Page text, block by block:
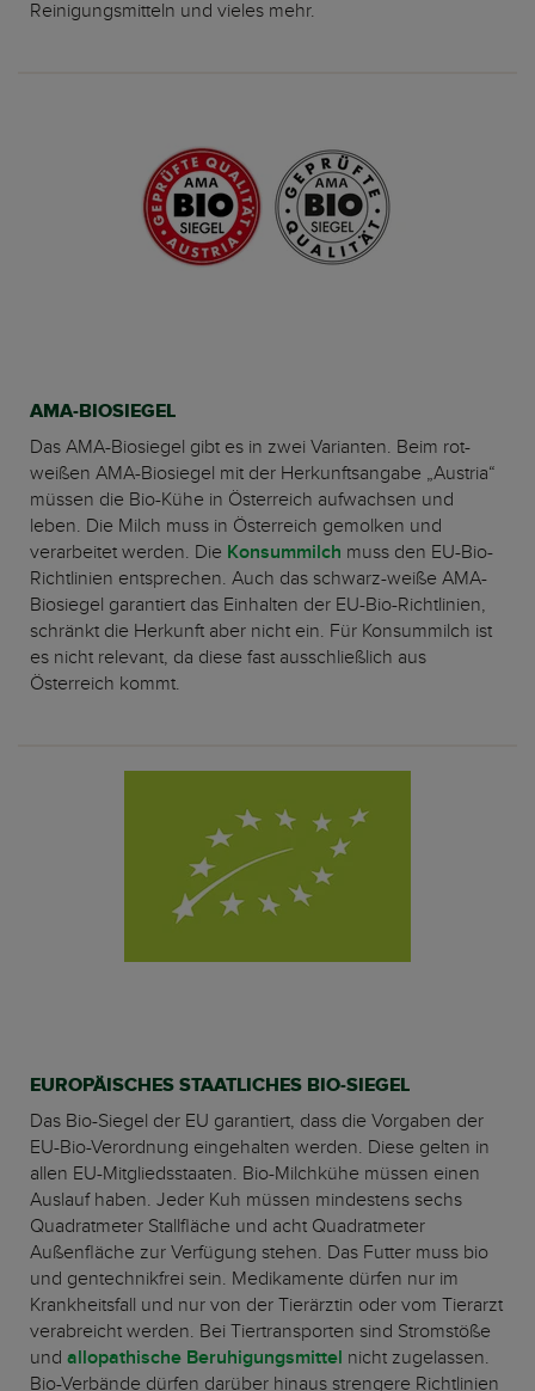
Reinigungsmitteln und vieles mehr.
AMA-BIOSIEGEL
Das AMA-Biosiegel gibt es in zwei Varianten. Beim rot-
weißen AMA-Biosiegel mit der Herkunftsangabe „Austria“
müssen die Bio-Kühe in Österreich aufwachsen und
leben. Die Milch muss in Österreich gemolken und
verarbeitet werden. Die Konsummilch muss den EU-Bio-
Richtlinien entsprechen. Auch das schwarz-weiße AMA-
Biosiegel garantiert das Einhalten der EU-Bio-Richtlinien,
schränkt die Herkunft aber nicht ein. Für Konsummilch ist
es nicht relevant, da diese fast ausschließlich aus
Österreich kommt.
EUROPÄISCHES STAATLICHES BIO-SIEGEL
Das Bio-Siegel der EU garantiert, dass die Vorgaben der
EU-Bio-Verordnung eingehalten werden. Diese gelten in
allen EU-Mitgliedsstaaten. Bio-Milchkühe müssen einen
Auslauf haben. Jeder Kuh müssen mindestens sechs
Quadratmeter Stallfläche und acht Quadratmeter
Außenfläche zur Verfügung stehen. Das Futter muss bio
und gentechnikfrei sein. Medikamente dürfen nur im
Krankheitsfall und nur von der Tierärztin oder vom Tierarzt
verabreicht werden. Bei Tiertransporten sind Stromstöße
und allopathische Beruhigungsmittel nicht zugelassen.
Bio-Verbände dürfen darüber hinaus strengere Richtlinien